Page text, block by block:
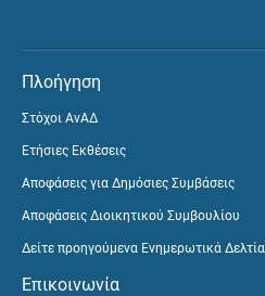
Πλοήγηση
Στόχοι ΑνΑΔ
Ετήσιες Εκθέσεις
Αποφάσεις για Δημόσιες Συμβάσεις
Αποφάσεις Διοικητικού Συμβουλίου
Δείτε προηγούμενα Ενημερωτικά Δελτία
Επικοινωνία